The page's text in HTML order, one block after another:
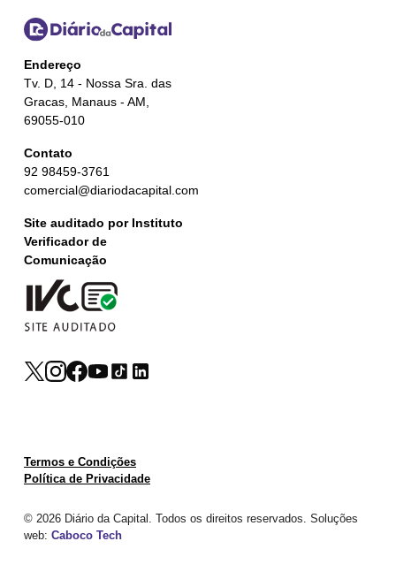
Endereço
Tv. D, 14 - Nossa Sra. das
Gracas, Manaus - AM,
69055-010
Contato
92 98459-3761
comercial@diariodacapital.com
Site auditado por Instituto
Verificador de
Comunicação
© 2026 Diário da Capital. Todos os direitos reservados. Soluções
web: Caboco Tech
Termos e Condições
Política de Privacidade